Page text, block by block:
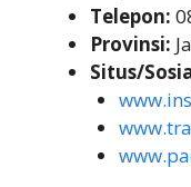
Telepon:
Provinsi:
Situs/